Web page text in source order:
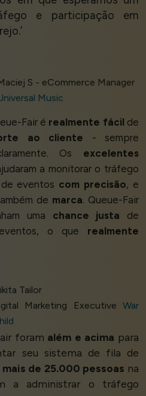
e participação em
S - eCommerce Manager
Music
Fair é realmente fácil de
ao cliente - sempre
Os excelentes
a monitorar o tráfego
eventos com precisão, e
de marca. Queue-Fair
uma chance justa de
o que realmente
Tailor
Marketing Executive War
foram além e acima para
seu sistema de fila de
mais de 25.000 pessoas na
a administrar o tráfego